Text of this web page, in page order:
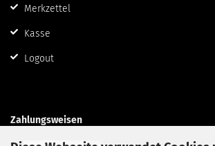
Merkzettel
Kasse
Logout
Zahlungsweisen